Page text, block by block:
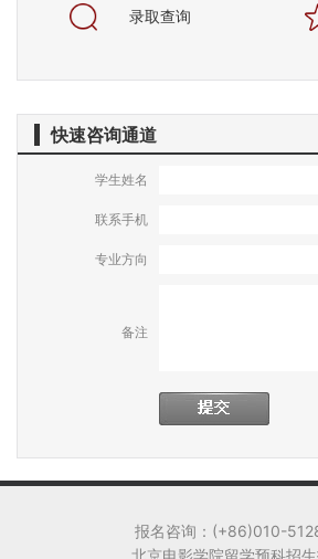
录取查询
快速咨询通道
学生姓名
联系手机
专业方向
备注
报名咨询：(+86)010-
北京电影学院留学预科招